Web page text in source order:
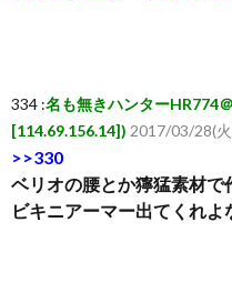
334 :名も無きハンターHR774
[114.69.156.14]) 2017/03/28(
>>330
ベリオの腰とか獰猛素材で
ビキニアーマー出てくれよ